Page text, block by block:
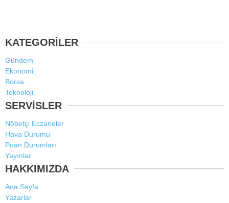
KATEGORİLER
Gündem
Ekonomi
Borsa
Teknoloji
SERVİSLER
Nöbetçi Eczaneler
Hava Durumu
Puan Durumları
Yayınlar
HAKKIMIZDA
Ana Sayfa
Yazarlar